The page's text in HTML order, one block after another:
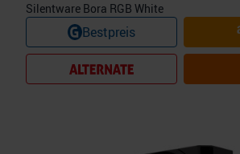
Silentware Bora RGB White
Bestpreis